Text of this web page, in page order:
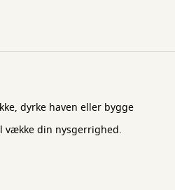
dyrke haven eller bygge
vække din nysgerrighed.